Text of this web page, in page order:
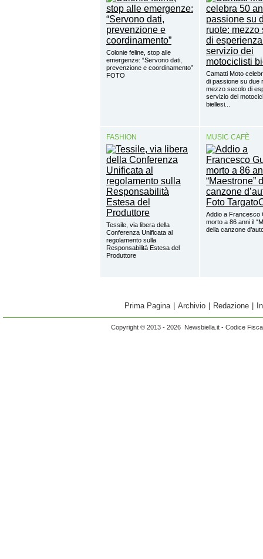
Colonie feline, stop alle
emergenze: “Servono dati,
prevenzione e coordinamento”
FOTO
Camatti Moto
di passione su due
mezzo secolo di
servizio dei
biellesi...
FASHION
Tessile, via libera della
Conferenza Unificata al
regolamento sulla
Responsabilità Estesa del
Produttore
MUSIC CAFÈ
Addio a Francesco
morto a 86 anni il
della canzone
Prima Pagina Archivio Redazione
Copyright © 2013 - 2026 Newsbiella.it - Codice